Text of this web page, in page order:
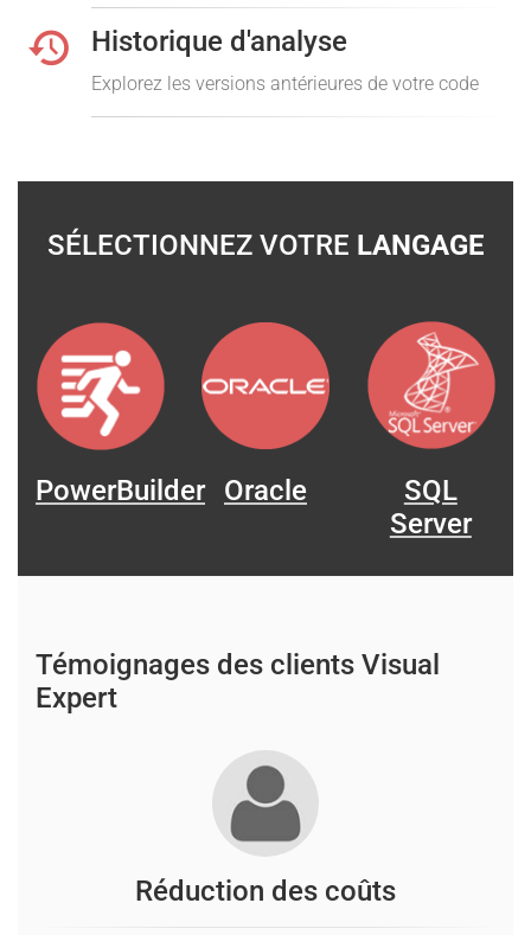
Historique d'analyse
Explorez les versions antérieures de votre code
SÉLECTIONNEZ VOTRE LANGAGE
PowerBuilder Oracle
SQL
Server
Témoignages des clients Visual
Expert
Réduction des coûts